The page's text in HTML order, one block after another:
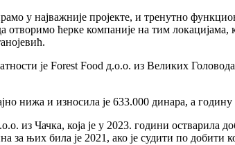
у најважније пројекте, и тренутно
отворимо ћерке компаније на тим
је Forest Food д.о.о. из Великих
нижа и износила је 633.000 динара, а
из Чачка, која је у 2023. години остварила
за њих била је 2021, ако је судити по добити